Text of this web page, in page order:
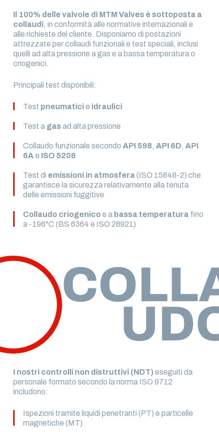
Il 100% delle valvole di MTM Valves è sottoposta a
collaudi, in conformità alle normative internazionali e
alle richieste del cliente. Disponiamo di postazioni
attrezzate per collaudi funzionali e test speciali, inclusi
quelli ad alta pressione a gas e a bassa temperatura o
criogenici.
Principali test disponibili:
Test pneumaticie idraulici
Test a gasad alta pressione
Collaudo funzionale secondo API 598,API 6D,API
6A e ISO 5208
Test di emissioni in atmosfera(ISO 15848-2) che
garantisce la sicurezza relativamente alla tenuta
delle emissioni fuggitive
Collaudo criogenicoe a bassa temperatura fino
a -196°C (BS 6364 e ISO 28921)
I nostri controlli non distruttivi (NDT)eseguiti da
personale formato secondo la norma ISO 9712
includono:
Ispezioni tramite liquidi penetranti (PT) e particelle
magnetiche (MT)